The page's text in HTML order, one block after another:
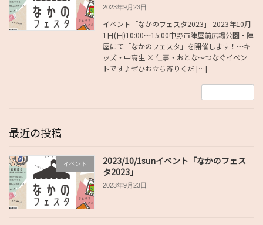
2023年9月23日
イベント「なかのフェスタ2023」 2023年10月
1日(日)10:00〜15:00中野市陣屋前広場公園・陣
屋にて「なかのフェスタ」を開催します！〜キ
ッズ・中高生 × 仕事・おとな〜つなぐイベン
トです♪ぜひお立ち寄りくだ […]
最近の投稿
イベント
2023/10/1sunイベント「なかのフェス
タ2023」
2023年9月23日